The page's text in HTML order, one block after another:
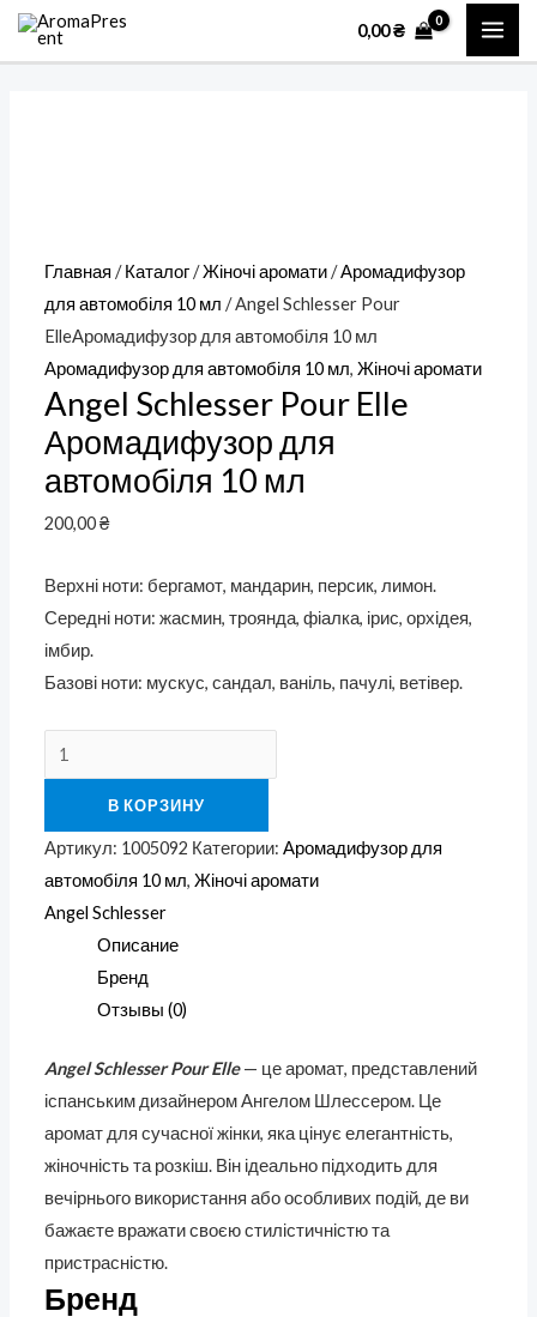
Перейти
0,00₴
Главная /Каталог/Жіночі аромати/Аромадифузор
для автомобіля 10 мл / Angel Schlesser Pour
ElleАромадифузор для автомобіля 10 мл
Аромадифузор для автомобіля 10 мл,Жіночі аромати
Angel Schlesser Pour Elle
Аромадифузор для
автомобіля 10 мл
200,00₴
Верхні ноти: бергамот, мандарин, персик, лимон.
Середні ноти: жасмин, троянда, фіалка, ірис, орхідея,
імбир.
Базові ноти: мускус, сандал, ваніль, пачулі, ветівер.
Количество
товара
10
мл
В КОРЗИНУ
Артикул: 1005092 Категории:Аромадифузор для
автомобіля 10 мл,Жіночі аромати
Angel Schlesser
Описание
Бренд
Отзывы (0)
Angel Schlesser Pour Elle — це аромат, представлений
іспанським дизайнером Ангелом Шлессером. Це
аромат для сучасної жінки, яка цінує елегантність,
жіночність та розкіш. Він ідеально підходить для
вечірнього використання або особливих подій, де ви
бажаєте вражати своєю стилістичністю та
пристрасністю.
Бренд